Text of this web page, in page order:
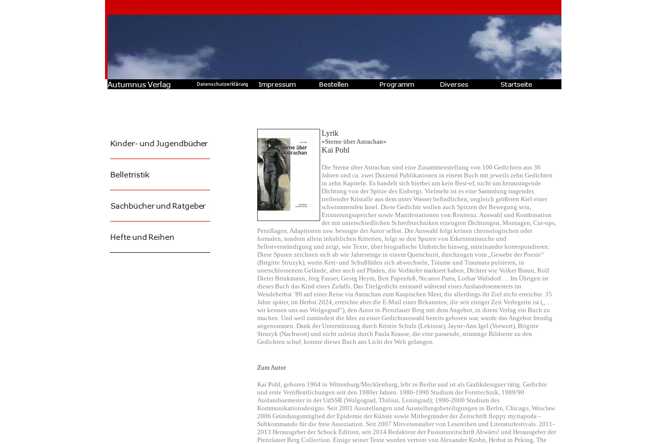
Lyrik
»Sterne über Astrachan«
Kai Pohl
Die Sterne über Astrachan sind eine Zusammenstellung von 100 Gedichten aus 36
Jahren und ca. zwei Dutzend Publikationen in einem Buch mit jeweils zehn Gedichten
in zehn Kapiteln. Es handelt sich hierbei um kein Best-of, nicht um herausragende
Dichtung von der Spitze des Eisbergs. Vielmehr ist es eine Sammlung tragender,
treibender Kristalle aus dem unter Wasser befindlichen, ungleich größeren Kiel einer
schwimmenden Insel. Diese Gedichte wollen auch Spitzen der Bewegung sein,
Erinnerungsspeicher sowie Manifestationen von Renitenz. Auswahl und Kombination
der mit unterschiedlichen Schreibtechniken erzeugten Dichtungen, Montagen, Cut-ups,
Persiflagen, Adaptionen usw. besorgte der Autor selbst. Die Auswahl folgt keinen chronologischen oder
formalen, sondern allein inhaltlichen Kriterien, folgt so den Spuren von Erkenntnissuche und
Selbstverständigung und zeigt, wie Texte, über biografische Umbrüche hinweg, miteinander korrespondieren.
Diese Spuren zeichnen sich ab wie Jahresringe in einem Querschnitt, durchzogen vom „Gewebe der Poesie“
(Brigitte Struzyk), worin Kett- und Schußfäden sich abwechseln, Träume und Traumata pulsieren, in
unerschlossenem Gelände, aber auch auf Pfaden, die Vorläufer markiert haben, Dichter wie Volker Braun, Rolf
Dieter Brinkmann, Jörg Fauser, Georg Heym, Bert Papenfuß, Nicanor Parra, Lothar Walsdorf … Im Übrigen ist
dieses Buch das Kind eines Zufalls. Das Titelgedicht entstand während eines Auslandssemesters im
Wendeherbst ’89 auf einer Reise via Astrachan zum Kaspischen Meer, die allerdings ihr Ziel nicht erreichte. 35
Jahre später, im Herbst 2024, erreichte aber die E-Mail einer Bekannten, die seit einiger Zeit Verlegerin ist („…
wir kennen uns aus Wolgograd“), den Autor in Prenzlauer Berg mit dem Angebot, in ihrem Verlag ein Buch zu
machen. Und weil zumindest die Idee zu einer Gedichtauswahl bereits geboren war, wurde das Angebot freudig
angenommen. Dank der Unterstützung durch Kristin Schulz (Lektorat), Jayne-Ann Igel (Vorwort), Brigitte
Struzyk (Nachwort) und nicht zuletzt durch Paula Krause, die eine passende, stimmige Bildserie zu den
Gedichten schuf, konnte dieses Buch ans Licht der Welt gelangen.
Zum Autor
Kai Pohl, geboren 1964 in Wittenburg/Mecklenburg, lebt in Berlin und ist als Grafikdesigner tätig. Gedichte
und erste Veröffentlichungen seit den 1980er Jahren. 1986-1990 Studium der Forsttechnik, 1989/90
Auslandssemester in der UdSSR (Wolgograd, Tbilissi, Leningrad); 1996-2000 Studium des
Kommunikationsdesigns. Seit 2001 Ausstellungen und Ausstellungsbeteiligungen in Berlin, Chicago, Wrocław.
2006 Gründungsmitglied der Epidemie der Künste sowie Mitbegründer der Zeitschrift floppy myriapoda –
Subkommando für die freie Assoziation. Seit 2007 Mitveranstalter von Lesereihen und Literaturfestivals. 2011-
2013 Herausgeber der Schock Edition, seit 2014 Redakteur der Fusionszeitschrift Abwärts! und Herausgeber der
Prenzlauer Berg Collection. Einige seiner Texte wurden vertont von Alexander Krohn, Herbst in Peking, The